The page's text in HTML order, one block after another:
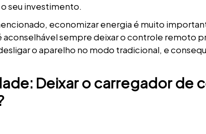
seu investimento.
economizar energia é muito
sempre deixar o controle remoto
o aparelho no modo tradicional, e
Deixar o carregador de